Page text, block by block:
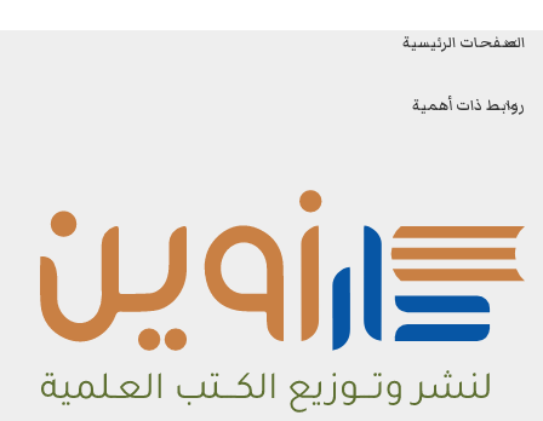
الصفحات الرئيسية
روابط ذات أهمية